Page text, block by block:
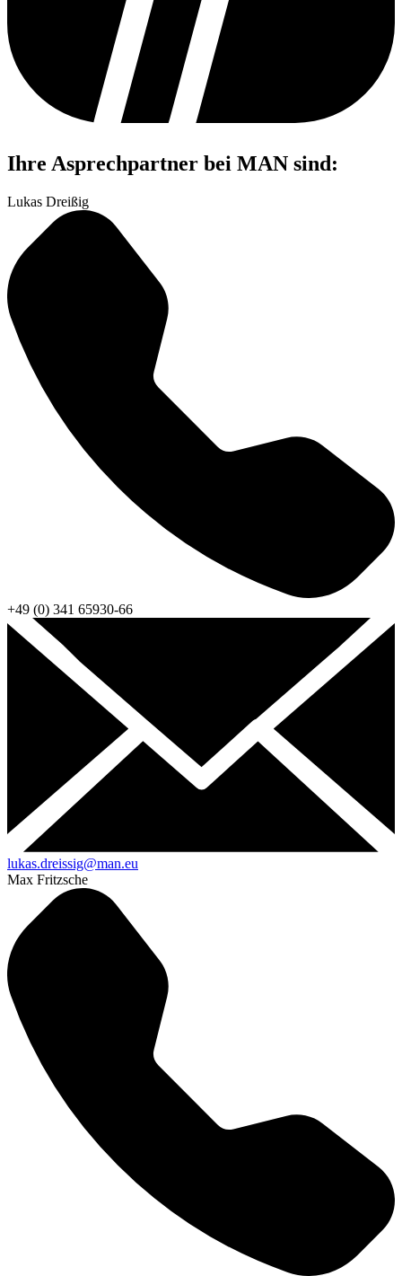
Ihre Asprechpartner bei MAN sind:
Lukas Dreißig
+49 (0) 341 65930-66
lukas.dreissig@man.eu
Max Fritzsche